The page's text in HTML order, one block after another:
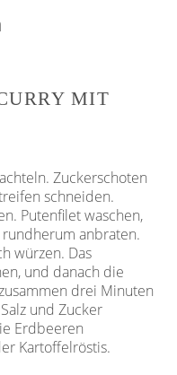
MIT
Zuckerschoten
schneiden.
Putenﬁlet waschen,
anbraten.
würzen. Das
und danach die
drei Minuten
und Zucker
Erdbeeren
Kartoffelröstis.